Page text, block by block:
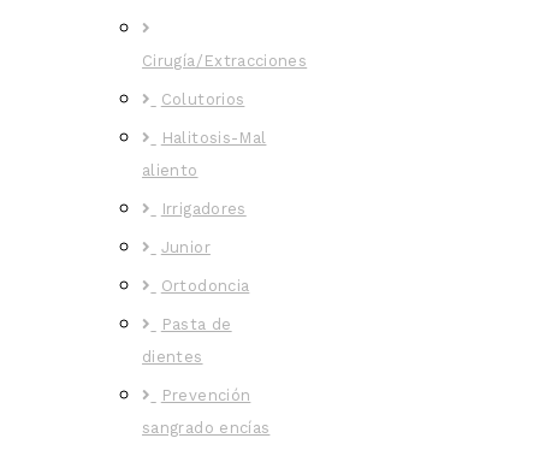
Cirugía/Extracciones
Colutorios
Halitosis-Mal
aliento
Irrigadores
Junior
Ortodoncia
Pasta de
dientes
Prevención
sangrado encías